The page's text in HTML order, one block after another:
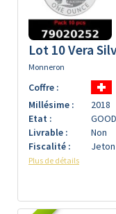
Lot 10 Vera
Monneron
Coffre :
Millésime :
2018
Etat :
Livrable :
Non
Fiscalité :
Jeton
Plus de détails